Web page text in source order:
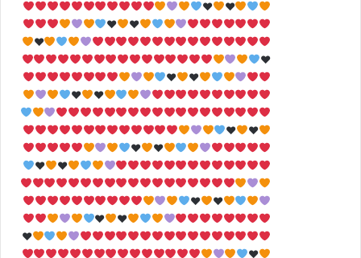
♥
♥
♥
♥
♥
♥
♥
♥
♥
♥
♥
♥
♥
♥
♥
♥
♥
♥
♥
♥
♥
♥